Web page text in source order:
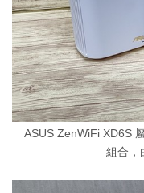
ASUS ZenWiFi XD6S
組合，